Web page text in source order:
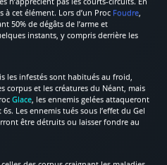
à cet élément. Lors d’un Proc Foudre,
50% de dégâts de l’arme et
instants, y compris derrière les
les infestés sont habitués au froid,
corpus et les créatures du Néant, mais
Glace, les ennemis gelées attaqueront
Les ennemis tués sous l’effet du Gel
être détruits ou laisser fondre au